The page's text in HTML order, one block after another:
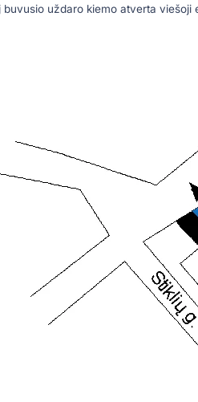
buvusio uždaro kiemo atverta